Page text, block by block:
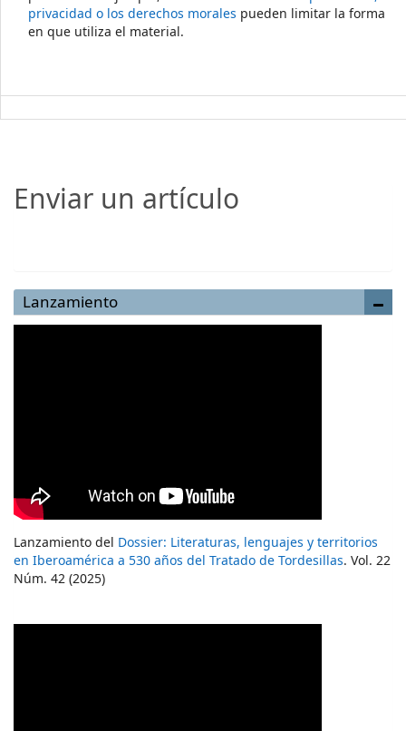
privacidad o los derechos morales pueden limitar la forma
en que utiliza el material.
Enviar un artículo
Lanzamiento
Lanzamiento del Dossier: Literaturas, lenguajes y territorios
en Iberoamérica a 530 años del Tratado de Tordesillas. Vol. 22
Núm. 42 (2025)